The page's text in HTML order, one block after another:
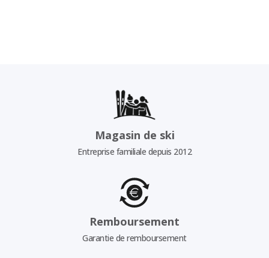
Magasin de ski
Entreprise familiale depuis 2012
Remboursement
Garantie de remboursement